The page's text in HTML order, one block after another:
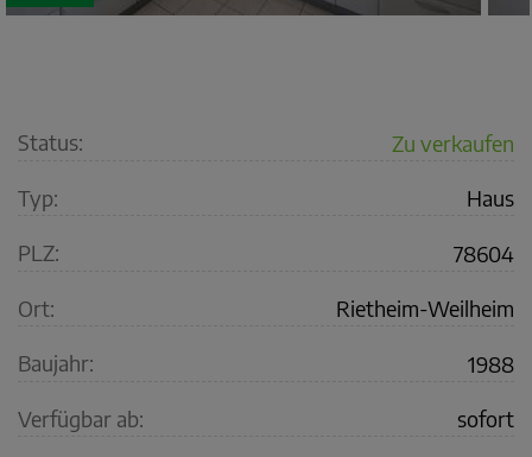
Status: Zu verkaufen
Typ: Haus
PLZ: 78604
Ort: Rietheim-Weilheim
Baujahr: 1988
Verfügbar ab: sofort